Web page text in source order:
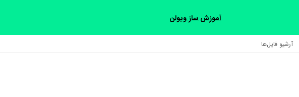
آرشیو فایل‌‎ها
آموزش ساز ویولن